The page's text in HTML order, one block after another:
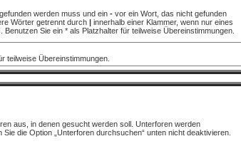
werden muss und ein -vor ein Wort, das nicht gefunden
Wörter getrennt durch |innerhalb einer Klammer, wenn nur eines
Sie ein * als Platzhalter für teilweise Übereinstimmungen.
teilweise Übereinstimmungen.
aus, in denen gesucht werden soll. Unterforen werden
die Option „Unterforen durchsuchen“ unten nicht deaktivieren.